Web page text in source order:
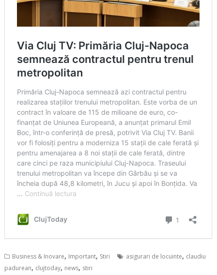
Business & Inovare, Important, Stiri asigurari de locuinte, claudiu
padurean, clujtoday, news, stiri